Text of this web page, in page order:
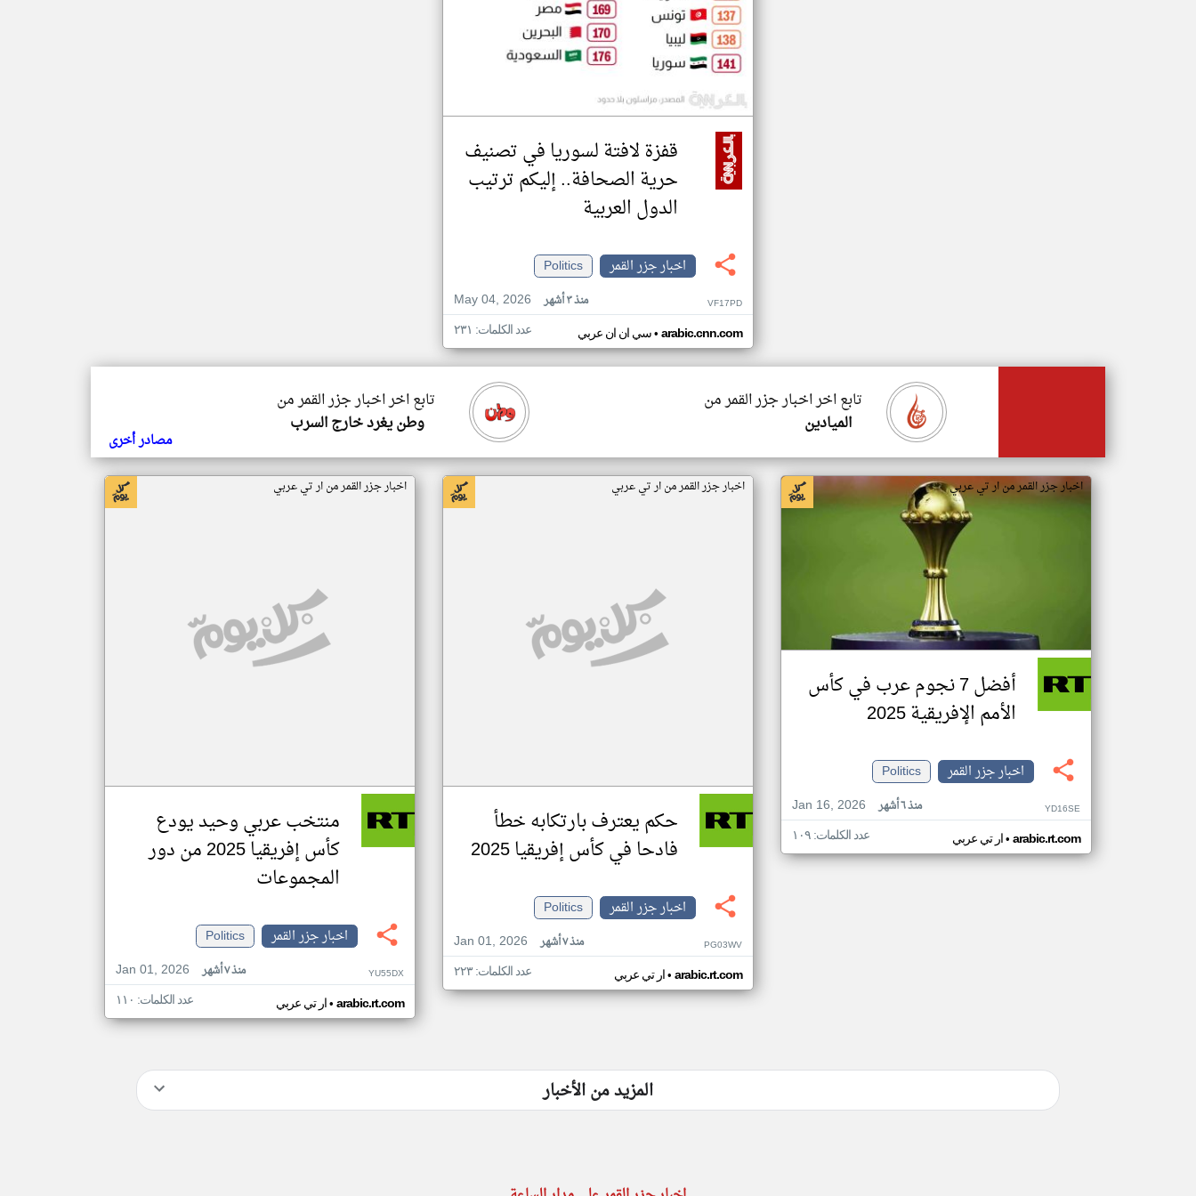
قفزة لافتة لسوريا في تصنيف
حرية الصحافة.. إليكم ترتيب
الدول العربية
اخبار جزر القمر
Politics
May 04, 2026
منذ ٣ أشهر VF17PD
سي ان ان عربي• arabic.cnn.com عدد الكلمات: ٢٣١
تابع اخر اخبار جزر القمر من
وطن يغرد خارج السرب
تابع اخر اخبار جزر القمر من
الميادين
مصادر أخرى
اخبار جزر القمر من ار تي عربي
أفضل 7 نجوم عرب في كأس
الأمم الإفريقية 2025
اخبار جزر القمر
Politics
Jan 16, 2026
منذ ٦ أشهر YD16SE
ار تي عربي• arabic.rt.com عدد الكلمات: ١٠٩
اخبار جزر القمر من ار تي عربي
حكم يعترف بارتكابه خطأ
فادحا في كأس إفريقيا 2025
اخبار جزر القمر
Politics
Jan 01, 2026
منذ ٧ أشهر PG03WV
ار تي عربي• arabic.rt.com عدد الكلمات: ٢٢٣
اخبار جزر القمر من ار تي عربي
منتخب عربي وحيد يودع
كأس إفريقيا 2025 من دور
المجموعات
اخبار جزر القمر
Politics
Jan 01, 2026
منذ ٧ أشهر YU55DX
ار تي عربي• arabic.rt.com عدد الكلمات: ١١٠
المزيد من الأخبار